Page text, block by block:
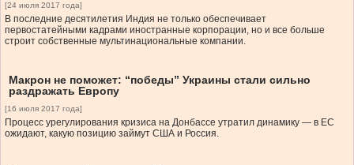
[24 июля 2017 года]
В последние десятилетия Индия не только обеспечивает
первостатейными кадрами иностранные корпорации, но и все больше
строит собственные мультинациональные компании.
Макрон не поможет: “победы” Украины стали сильно
раздражать Европу
[16 июля 2017 года]
Процесс урегулирования кризиса на Донбассе утратил динамику — в ЕС
ожидают, какую позицию займут США и Россия.